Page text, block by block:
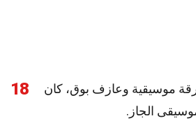
18
موسيقية وعازف بوق، كان
الجاز.